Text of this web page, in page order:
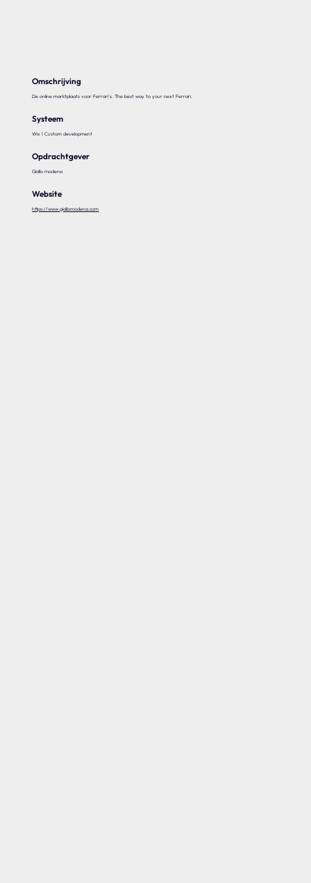
https://www.giallomodena.com
Website
Giallo modena
Opdrachtgever
Wix I Custom development
Systeem
De online marktplaats voor Ferrari's. The best way to your next Ferrari.
Omschrijving